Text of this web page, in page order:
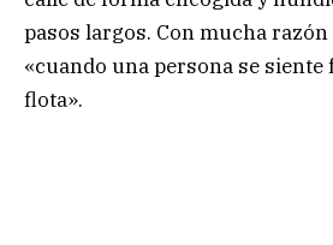
pasos largos. Con mucha razón
«cuando una persona se siente
flota».